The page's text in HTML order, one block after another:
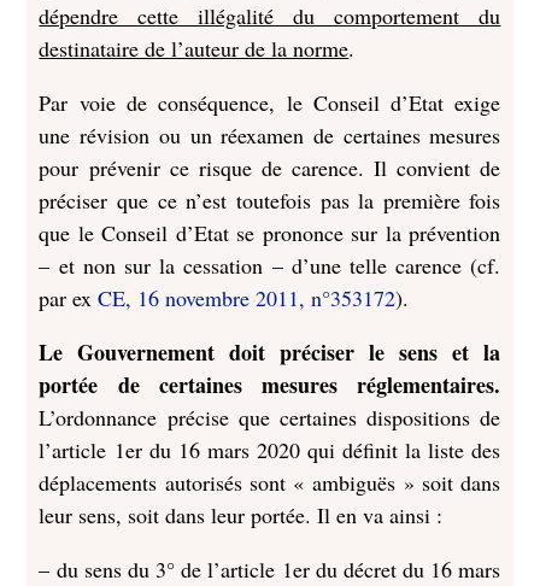
dépendre cette illégalité du comportement du
destinataire de l’auteur de la norme.
Par voie de conséquence, le Conseil d’Etat exige
une révision ou un réexamen de certaines mesures
pour prévenir ce risque de carence. Il convient de
préciser que ce n’est toutefois pas la première fois
que le Conseil d’Etat se prononce sur la prévention
– et non sur la cessation – d’une telle carence (cf.
par exCE, 16 novembre 2011, n°353172).
Le Gouvernement doit préciser le sens et la
portée de certaines mesures réglementaires.
L’ordonnance précise que certaines dispositions de
l’article 1er du 16 mars 2020 qui définit la liste des
déplacements autorisés sont « ambiguës » soit dans
leur sens, soit dans leur portée. Il en va ainsi :
– du sens du 3° de l’article 1er du décret du 16 mars